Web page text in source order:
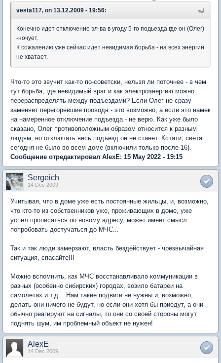
vesta117, on 13.12.2009 - 19:56:
Конечно идет отключение эл-ва в угоду 5-го подьезда где он (Олег)
-ночует.
К сожалению уже сейчас идет невидимая борьба - на всех энергии
не хватает.
Что-то это звучит как-то по-советски, нельзя ли поточнее - в чем
тут борьба, где невидимый враг и как электроэнергию можно
перераспределять между подъездами? Если Олег не сразу
заменяет перегоревшие провода - это возможно, а если это намек
на намеренное отключение подъезда - не верю. Как уже было
сказано, Олег противоположным образом относится к разным
людям, но отключать весь подъезд он не станет. Кстати, света
сегодня не было во всем доме (включили только после 16).
Сообщение отредактировал AlexE: 15 May 2022 - 19:15
Sergeich
14 Dec 2009
Учитывая, что в доме уже есть постоянные жильцы, и, возможно,
что кто-то из собственников уже, проживающих в доме, уже
успел прописаться по новому адресу, может имеет смысл
попробовать достучаться до МЧС...
Так и так люди замерзают, власть бездействует - чрезвычайная
ситуация, спасайте!!!
Можно вспомнить, как МЧС восстанавливало коммуникации в
разных (особенно сибирских) городах, возило батареи на
самолетах и т.д... Нам такие подвиги не нужны и, возможно,
делать они ничего не будут, но если они хотя бы приедут, а они
обычно реагируют на сигналы, то они со своей стороны могут
поднять шум, им проблемный объект не нужен!
AlexE
14 Dec 2009